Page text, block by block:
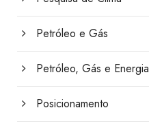
Petróleo e Gás
Petróleo, Gás e Energia
Posicionamento